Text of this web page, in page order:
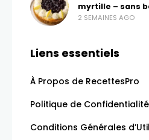
myrtille – sans
2 SEMAINES AGO
Liens essentiels
À Propos de RecettesPro
Politique de Confidentialité
Conditions Générales